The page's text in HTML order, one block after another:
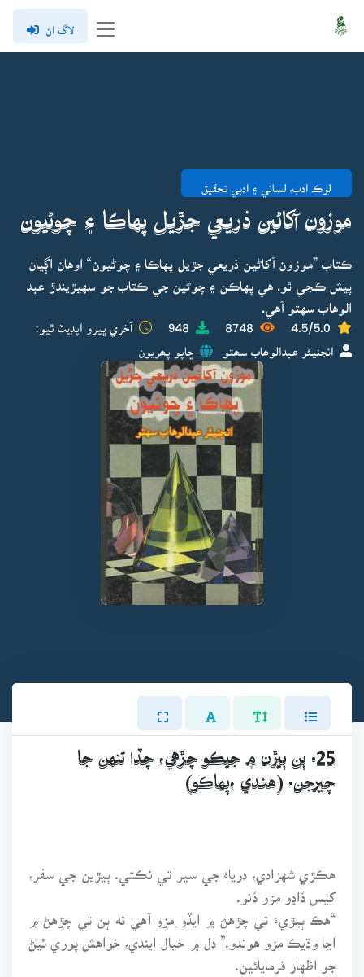
لاگ ان
لوڪ ادب، لساني ۽ ادبي تحقيق
موزون آکاڻين ذريعي جڙيل پهاڪا ۽ چوڻيون
ڪتاب ”موزون آکاڻين ذريعي جڙيل پهاڪا ۽ چوڻيون“ اوهان اڳيان
پيش ڪجي ٿو. هي پهاڪن ۽ چوڻين جي ڪتاب جو سهيڙيندڙ عبد
الوهاب سهتو آهي.
4.5/5.0
8748
948 آخري ڀيرو اپڊيٽ ٿيو:
انجنيئر عبدالوھاب سھتو ڇاپو پھريون
25. ٻن ٻيڙن ۾ جيڪو چڙهي، چڏا تنهن جا
چيرجن. (هندي ،پهاڪو)
هڪڙي شهزادي، درياءَ جي سير تي نڪتي. ٻيڙين جي سفر،
کيس ڏاڍو مزو ڏنو.
“هڪ ٻيڙيءَ تي چڙهڻ ۾ ايڏو مزو آهي ته ٻن تي چڙهڻ ۾
اڃا وڌيڪ مزو هوندو.” دل ۾ خيال ايندي، خواهش پوري ٿيڻ
جو اظهار فرمايائين.